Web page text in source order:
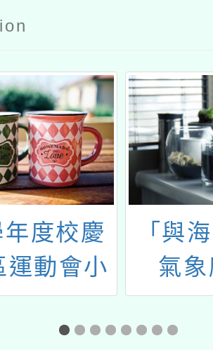
同行─海
應用特
檢送活動
報1份
轉知
鄉公
葉谷
區』-